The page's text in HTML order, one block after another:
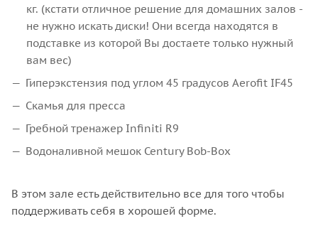
кг. (кстати отличное решение для домашних залов -
не нужно искать диски! Они всегда находятся в
подставке из которой Вы достаете только нужный
вам вес)
Гиперэкстензия под углом 45 градусов Aerofit IF45
Скамья для пресса
Гребной тренажер Infiniti R9
Водоналивной мешок Century Bob-Box
В этом зале есть действительно все для того чтобы
поддерживать себя в хорошей форме.